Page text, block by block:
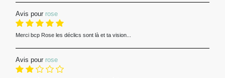
Avis pour rose
Merci bcp Rose les déclics sont là et ta vision...
Avis pour rose